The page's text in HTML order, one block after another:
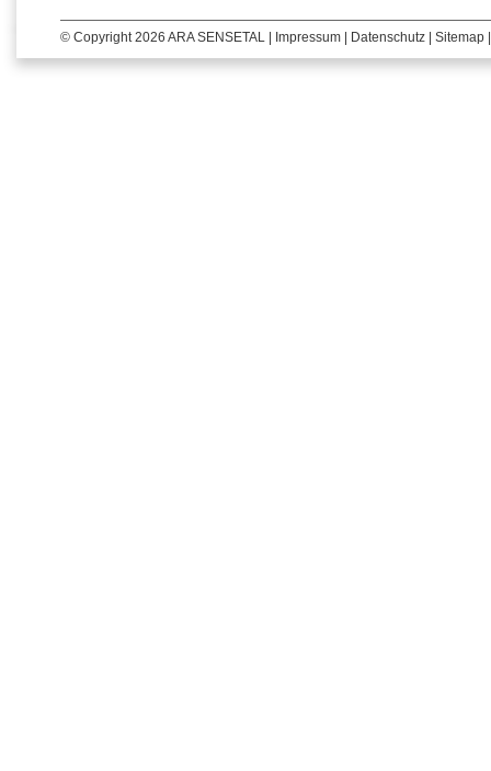
© Copyright 2026 ARA SENSETAL | Impressum Datenschutz Sitemap